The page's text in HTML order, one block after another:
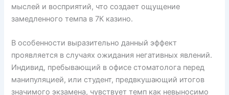
мыслей и восприятий, что создает ощущение
замедленного темпа в 7К казино.
В особенности выразительно данный эффект
проявляется в случаях ожидания негативных явлений.
Индивид, пребывающий в офисе стоматолога перед
манипуляцией, или студент, предвкушающий итогов
значимого экзамена, чувствует темп как невыносимо